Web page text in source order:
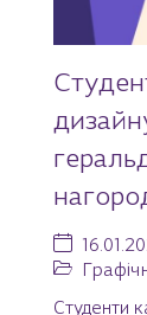
Cтуденти